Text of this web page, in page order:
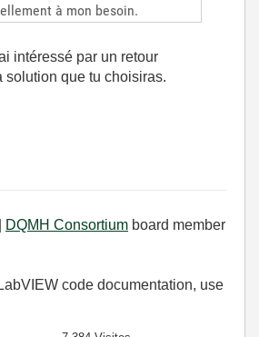
à mon besoin.
intéressé par un retour
solution que tu choisiras.
DQMH Consortium board member
code documentation, use